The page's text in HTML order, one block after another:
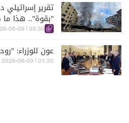
تقرير
"بقوة".. هذا
03:30 | 2026-08-09
عون للوزراء:
01:30 | 2026-08-09